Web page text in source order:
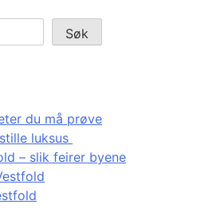
Søk
du må prøve
luksus
– slik feirer byene